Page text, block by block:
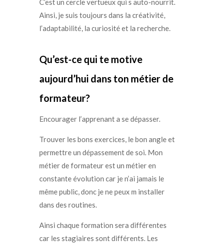
C’est un cercle vertueux qui s auto-nourrit.
Ainsi, je suis toujours dans la créativité,
l’adaptabilité, la curiosité et la recherche.
Qu’est-ce qui te motive
aujourd’hui dans ton métier de
formateur?
Encourager l’apprenant a se dépasser.
Trouver les bons exercices, le bon angle et
permettre un dépassement de soi. Mon
métier de formateur est un métier en
constante évolution car je n’ai jamais le
même public, donc je ne peux m installer
dans des routines.
Ainsi chaque formation sera différentes
car les stagiaires sont différents. Les